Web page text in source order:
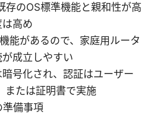
存のOS標準機能と親和性が高
高め
能があるので、家庭用ルータ
成立しやすい
暗号化され、認証はユーザー
または証明書で実施
準備事項